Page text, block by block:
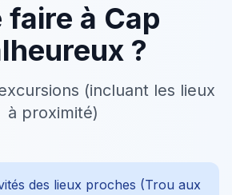
faire à Cap
?
(incluant les lieux
à proximité)
des lieux proches (Trou aux